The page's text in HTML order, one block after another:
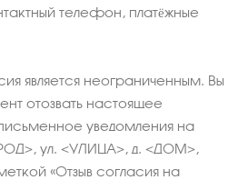
телефон, платёжные
является неограниченным. Вы
отозвать настоящее
уведомления на
ул. <УЛИЦА>, д. <ДОМ>,
«Отзыв согласия на